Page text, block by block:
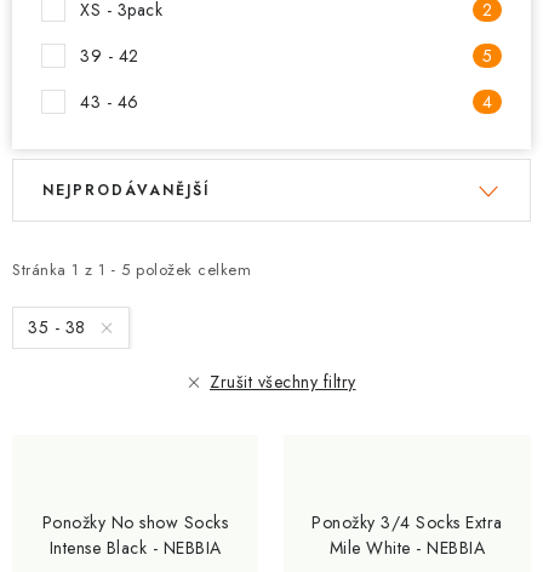
XS - 3pack
2
39 - 42
5
43 - 46
4
V
i
s
p
Stránka 1 z 1 - 5 položek celkem
Ř
e
n
í
NEJPRODÁVANĚJŠÍ
35 - 38
Zrušit všechny filtry
Ponožky No show Socks
Intense Black - NEBBIA
Ponožky 3/4 Socks Extra
Mile White - NEBBIA